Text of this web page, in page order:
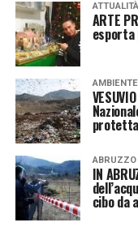
ATTUALITÀ
ARTE
AMBIENTE
protetta
ABRUZZO
IN
cibo da